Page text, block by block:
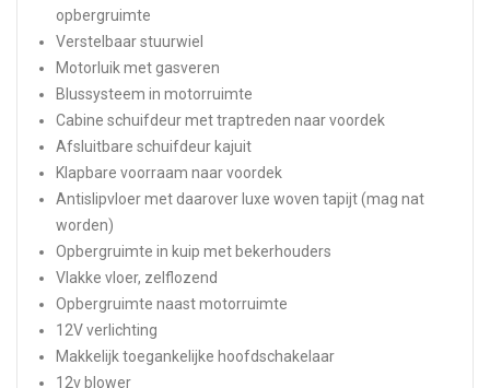
opbergruimte
Verstelbaar stuurwiel
Motorluik met gasveren
Blussysteem in motorruimte
Cabine schuifdeur met traptreden naar voordek
Afsluitbare schuifdeur kajuit
Klapbare voorraam naar voordek
Antislipvloer met daarover luxe woven tapijt (mag nat
worden)
Opbergruimte in kuip met bekerhouders
Vlakke vloer, zelflozend
Opbergruimte naast motorruimte
12V verlichting
Makkelijk toegankelijke hoofdschakelaar
12v blower